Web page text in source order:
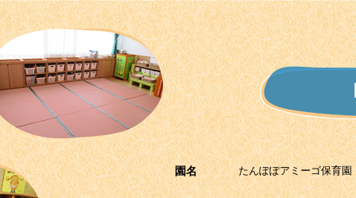
園名 たんぽぽアミーゴ保育園